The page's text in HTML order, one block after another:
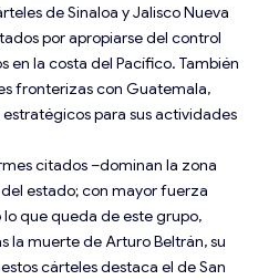
de Sinaloa y Jalisco Nueva
por apropiarse del control
en la costa del Pacífico. También
fronterizas con Guatemala,
para sus actividades
citados –dominan la zona
estado; con mayor fuerza
lo que queda de este grupo,
la muerte de Arturo Beltrán, su
cárteles destaca el de San